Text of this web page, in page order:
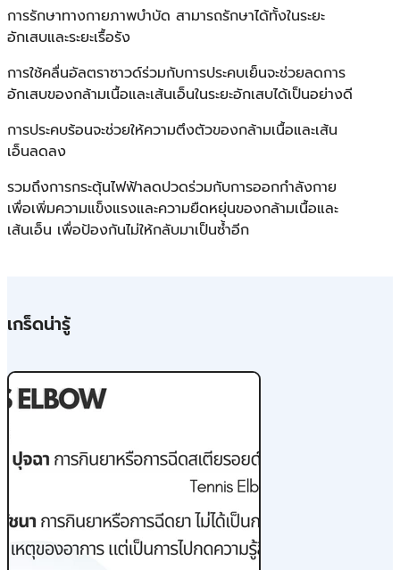
การรักษาทางกายภาพบำบัด สามารถรักษาได้ทั้งในระยะ
อักเสบและระยะเรื้อรัง
การใช้คลื่นอัลตราซาวด์ร่วมกับการประคบเย็นจะช่วยลดการ
อักเสบของกล้ามเนื้อและเส้นเอ็นในระยะอักเสบได้เป็นอย่างดี
การประคบร้อนจะช่วยให้ความตึงตัวของกล้ามเนื้อและเส้น
เอ็นลดลง
รวมถึงการกระตุ้นไฟฟ้าลดปวดร่วมกับการออกกำลังกาย
เพื่อเพิ่มความแข็งแรงและความยืดหยุ่นของกล้ามเนื้อและ
เส้นเอ็น เพื่อป้องกันไม่ให้กลับมาเป็นซ้ำอีก
เกร็ดน่ารู้